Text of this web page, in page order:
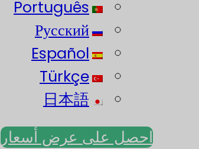
Português
Русский
Español
Türkçe
日本語
احصل على عرض أسعار